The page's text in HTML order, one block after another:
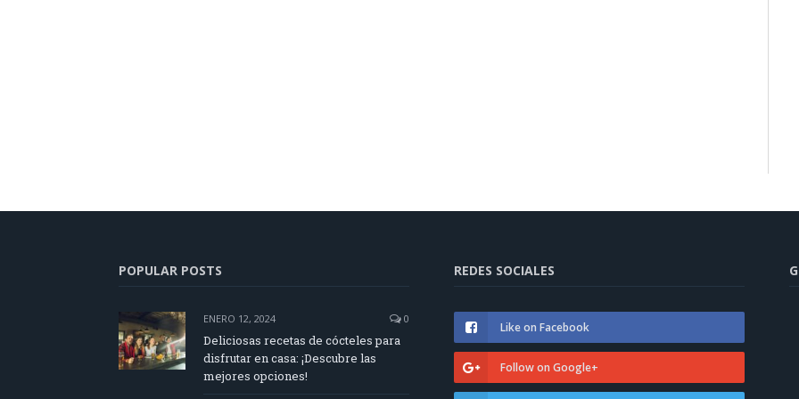
POPULAR POSTS
ENERO 12, 2024 0
Deliciosas recetas de cócteles para
disfrutar en casa: ¡Descubre las
mejores opciones!
REDES SOCIALES
Like on Facebook
Follow on Google+